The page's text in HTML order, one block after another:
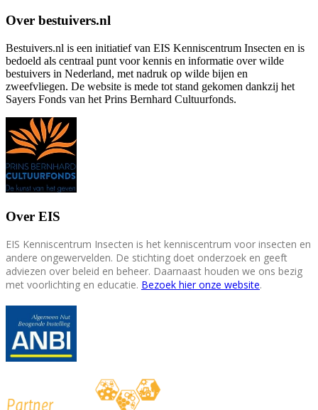
Over bestuivers.nl
Bestuivers.nl is een initiatief van EIS Kenniscentrum Insecten en is
bedoeld als centraal punt voor kennis en informatie over wilde
bestuivers in Nederland, met nadruk op wilde bijen en
zweefvliegen. De website is mede tot stand gekomen dankzij het
Sayers Fonds van het Prins Bernhard Cultuurfonds.
Over EIS
EIS Kenniscentrum Insecten is het kenniscentrum voor insecten en
andere ongewervelden. De stichting doet onderzoek en geeft
adviezen over beleid en beheer. Daarnaast houden we ons bezig
met voorlichting en educatie. Bezoek hier onze website.